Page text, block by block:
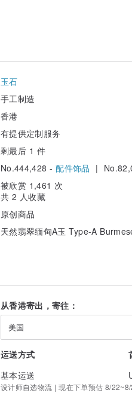
玉石
手工制造
香港
有提供定制服务
剩最后 1 件
No.444,428 -配件饰品 |
被欣赏 1,461 次
共 2 人收藏
原创商品
天然翡翠缅甸A玉 Type-A
从香港寄出，寄往：
美国
运送方式
基本运送
设计师自选物流 | 现在下单预估 8/